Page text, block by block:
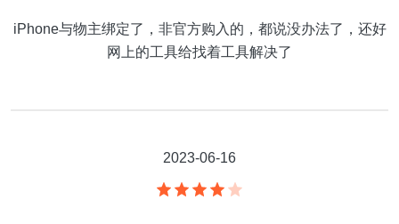
iPhone与物主绑定了，非官方购入的，都说没办法了，还好
网上的工具给找着工具解决了
2023-06-16